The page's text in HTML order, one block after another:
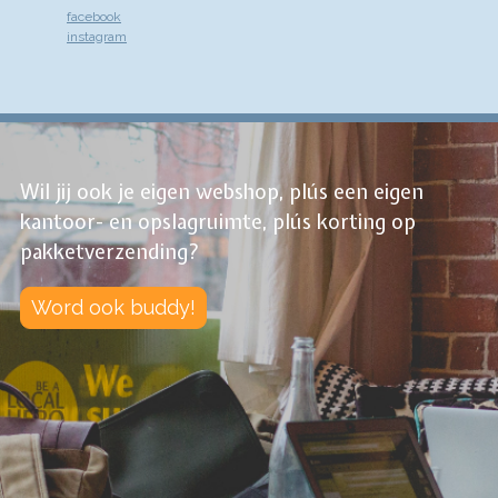
facebook
instagram
Wil jij ook je eigen webshop, plús een eigen
kantoor- en opslagruimte, plús korting op
pakketverzending?
Word ook buddy!